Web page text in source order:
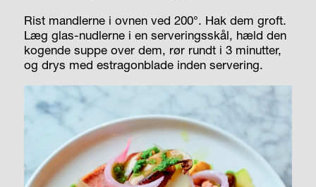
Rist mandlerne i ovnen ved 200°. Hak dem groft.
Læg glas-nudlerne i en serveringsskål, hæld den
kogende suppe over dem, rør rundt i 3 minutter,
og drys med estragonblade inden servering.